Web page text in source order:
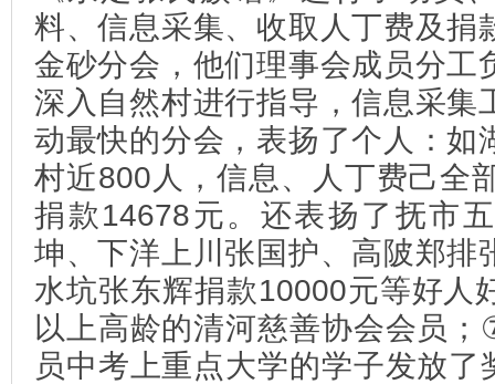
料、信息采集、收取人丁费及捐
金砂分会，他们理事会成员分工
深入自然村进行指导，信息采集
动最快的分会，表扬了个人：如
村近800人，信息、人丁费己全
捐款14678元。还表扬了抚市
坤、下洋上川张国护、高陂郑排
水坑张东辉捐款10000元等好
以上高龄的清河慈善协会会员
员中考上重点大学的学子发放